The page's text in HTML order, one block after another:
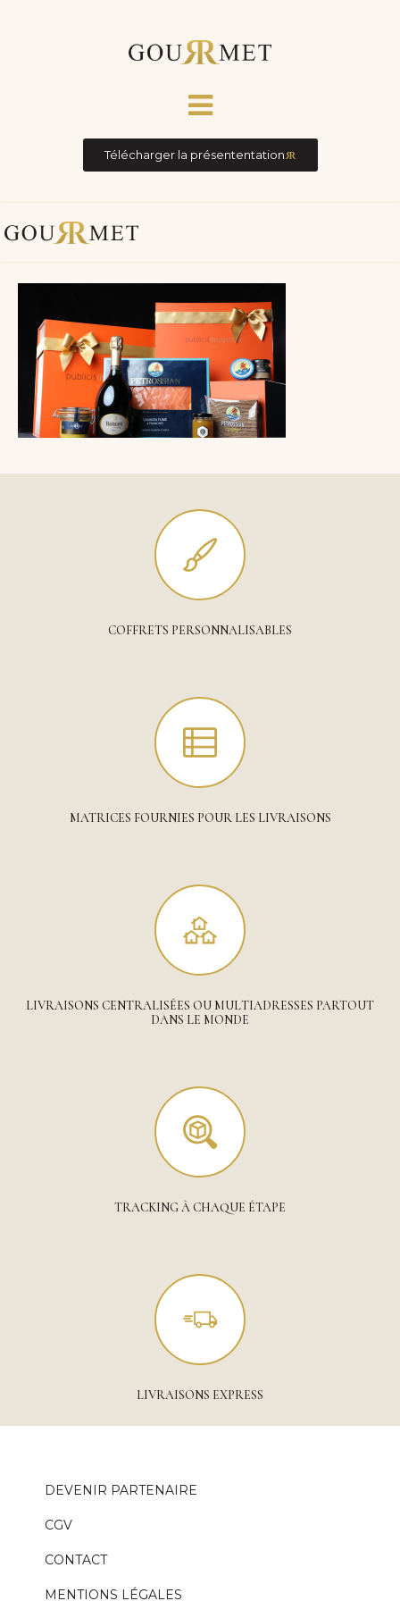
Télécharger la présententation
COFFRETS PERSONNALISABLES
MATRICES FOURNIES POUR LES LIVRAISONS
LIVRAISONS CENTRALISÉES OU MULTIADRESSES PARTOUT
DANS LE MONDE
TRACKING À CHAQUE ÉTAPE
LIVRAISONS EXPRESS
DEVENIR PARTENAIRE
CGV
CONTACT
MENTIONS LÉGALES